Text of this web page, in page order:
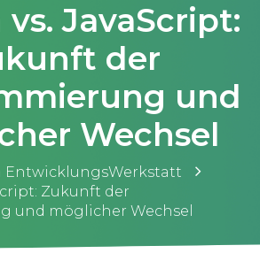
JavaScript:
der
und
Wechsel
EntwicklungsWerkstatt
Zukunft der
und möglicher Wechsel